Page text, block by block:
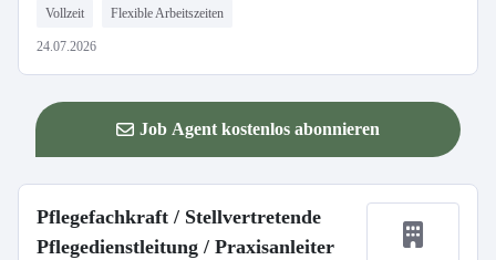
Vollzeit Flexible Arbeitszeiten
24.07.2026
Job Agent kostenlos abonnieren
Pflegefachkraft / Stellvertretende
Pflegedienstleitung / Praxisanleiter